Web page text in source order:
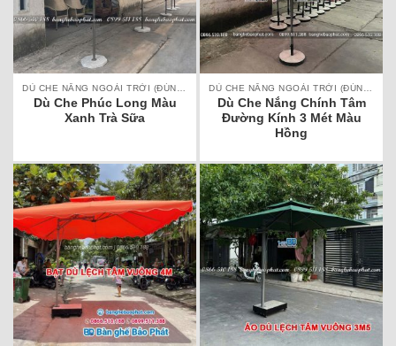
Dù Che Phúc Long Màu
Xanh Trà Sữa
Dù Che Nắng Chính Tâm
Đường Kính 3 Mét Màu
Hồng